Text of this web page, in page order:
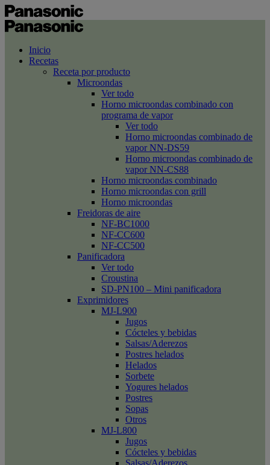
Inicio
Recetas
Receta por producto
Microondas
Ver todo
Horno microondas combinado con
programa de vapor
Ver todo
Horno microondas combinado de
vapor NN-DS59
Horno microondas combinado de
vapor NN-CS88
Horno microondas combinado
Horno microondas con grill
Horno microondas
Freidoras de aire
NF-BC1000
NF-CC600
NF-CC500
Panificadora
Ver todo
Croustina
SD-PN100 – Mini panificadora
Exprimidores
MJ-L900
Jugos
Cócteles y bebidas
Salsas/Aderezos
Postres helados
Helados
Sorbete
Yogures helados
Postres
Sopas
Otros
MJ-L800
Jugos
Cócteles y bebidas
Salsas/Aderezos